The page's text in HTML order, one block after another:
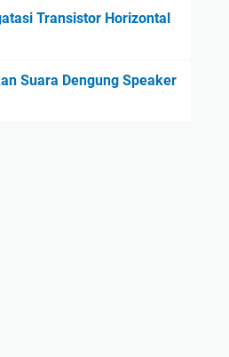
Transistor Horizontal
Suara Dengung Speaker